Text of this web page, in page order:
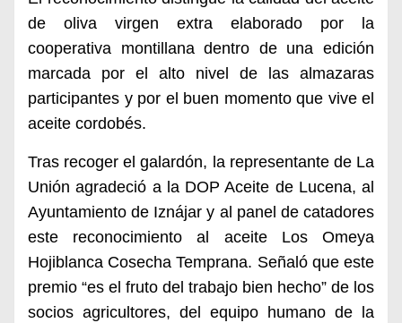
de oliva virgen extra elaborado por la
cooperativa montillana dentro de una edición
marcada por el alto nivel de las almazaras
participantes y por el buen momento que vive el
aceite cordobés.
Tras recoger el galardón, la representante de La
Unión agradeció a la DOP Aceite de Lucena, al
Ayuntamiento de Iznájar y al panel de catadores
este reconocimiento al aceite Los Omeya
Hojiblanca Cosecha Temprana. Señaló que este
premio “es el fruto del trabajo bien hecho” de los
socios agricultores, del equipo humano de la